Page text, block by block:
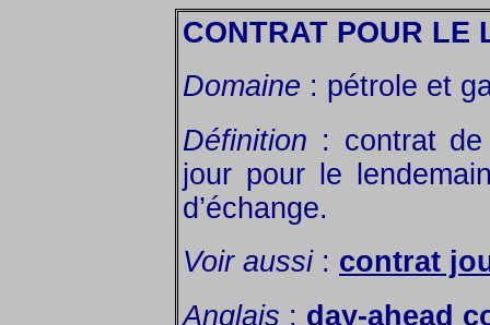
CONTRAT POUR LE
Domaine : pétrole et
Définition : contrat
jour pour le
d’échange.
Voir aussi: contrat
Anglais : day-ahead